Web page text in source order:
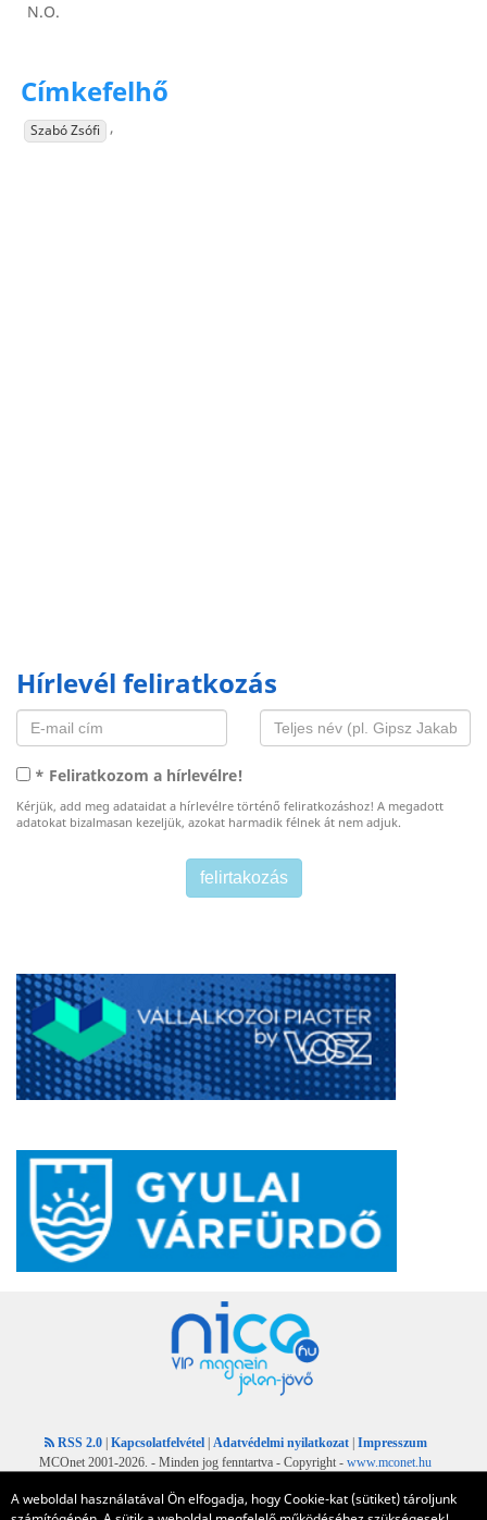
A weboldal használatával Ön elfogadja, hogy Cookie-kat (sütiket) tároljunk
N.O.
Címkefelhő
Szabó Zsófi ,
Hírlevél feliratkozás
* Feliratkozom a hírlevélre!
Kérjük, add meg adataidat a hírlevélre történő feliratkozáshoz! A megadott
adatokat bizalmasan kezeljük, azokat harmadik félnek át nem adjuk.
RSS 2.0 | Kapcsolatfelvétel | Adatvédelmi nyilatkozat | Impresszum
MCOnet 2001-2026. - Minden jog fenntartva - Copyright - www.mconet.hu